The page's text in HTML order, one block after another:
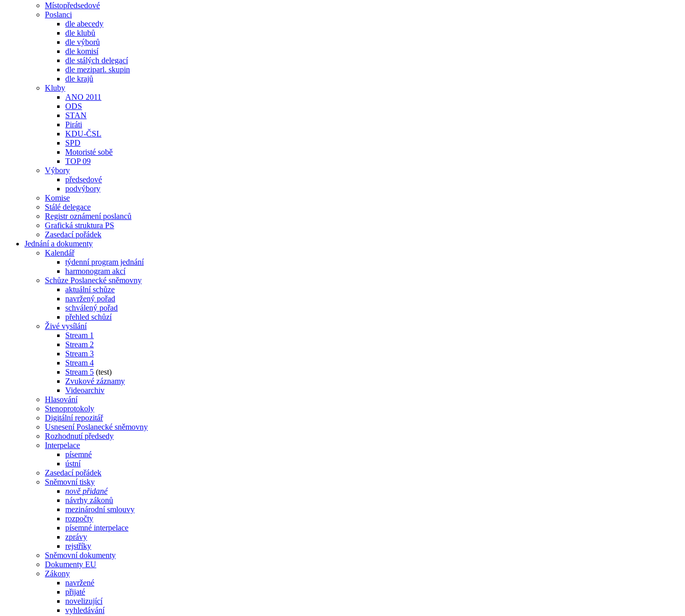
Místopředsedové
Poslanci
dle abecedy
dle klubů
dle výborů
dle komisí
dle stálých delegací
dle meziparl. skupin
dle krajů
Kluby
ANO 2011
ODS
STAN
Piráti
KDU-ČSL
SPD
Motoristé sobě
TOP 09
Výbory
předsedové
podvýbory
Komise
Stálé delegace
Registr oznámení poslanců
Grafická struktura PS
Zasedací pořádek
Jednání a dokumenty
Kalendář
týdenní program jednání
harmonogram akcí
Schůze Poslanecké sněmovny
aktuální schůze
navržený pořad
schválený pořad
přehled schůzí
Živé vysílání
Stream 1
Stream 2
Stream 3
Stream 4
Stream 5 (test)
Zvukové záznamy
Videoarchiv
Hlasování
Stenoprotokoly
Digitální repozitář
Usnesení Poslanecké sněmovny
Rozhodnutí předsedy
Interpelace
písemné
ústní
Zasedací pořádek
Sněmovní tisky
nově přidané
návrhy zákonů
mezinárodní smlouvy
rozpočty
písemné interpelace
zprávy
rejstříky
Sněmovní dokumenty
Dokumenty EU
Zákony
navržené
přijaté
novelizující
vyhledávání